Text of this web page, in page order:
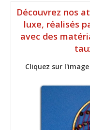
Découvrez nos
luxe, réalisés
avec des
Cliquez sur